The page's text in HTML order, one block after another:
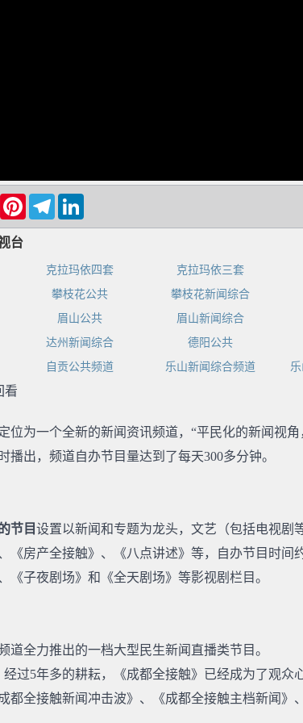
WhatsAppPinterest Telegram
台
克拉玛依四套 克拉玛依三套
攀枝花公共 攀枝花新闻综合
眉山公共 眉山新闻综合
达州新闻综合 德阳公共
自贡公共频道 乐山新闻综合频道
看
位为一个全新的新闻资讯频道，“平民化的新闻视
播出，频道自办节目量达到了每天300多分钟。
节目设置以新闻和专题为龙头，文艺（包括电视剧
《房产全接触》、《八点讲述》等，自办节目时间
《子夜剧场》和《全天剧场》等影视剧栏目。
道全力推出的一档大型民生新闻直播类节目。
经过5年多的耕耘，《成都全接触》已经成为了观
都全接触新闻冲击波》、《成都全接触主档新闻